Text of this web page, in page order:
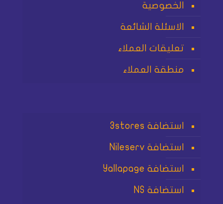
الخصوصية
الاسئلة الشائعة
تعليقات العملاء
منطقة العملاء
استضافة 3stores
استضافة Nileserv
استضافة Yallapage
استضافة NS